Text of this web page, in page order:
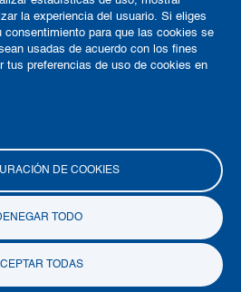
la experiencia del usuario. Si eliges
para que las cookies se
usadas de acuerdo con los fines
tus preferencias de uso de cookies en
DE COOKIES
TODO
TODAS
y condiciones
de autor
2026 Clínica del Country